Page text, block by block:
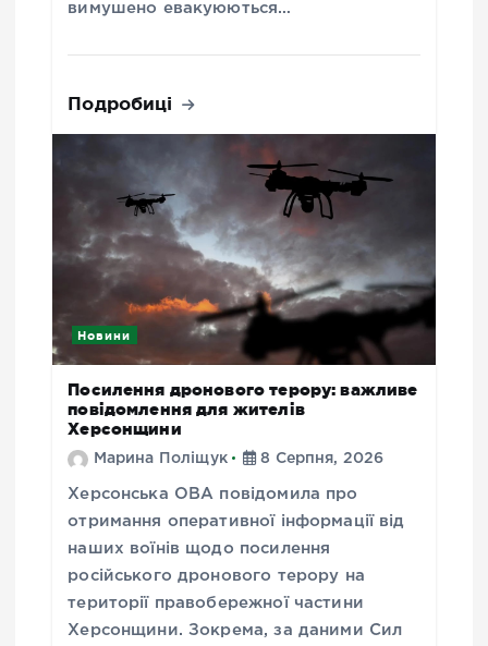
вимушено евакуюються…
Подробиці
Новини
Посилення дронового терору: важливе
повідомлення для жителів
Херсонщини
Марина Поліщук 8 Серпня, 2026
Херсонська ОВА повідомила про
отримання оперативної інформації від
наших воїнів щодо посилення
російського дронового терору на
території правобережної частини
Херсонщини. Зокрема, за даними Сил